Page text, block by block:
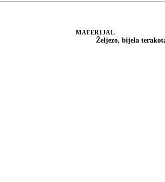
MATERIJAL
Željezo, bijela